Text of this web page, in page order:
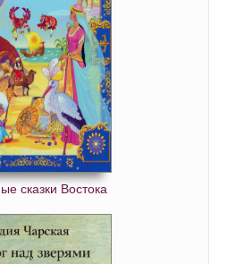
сказки Востока